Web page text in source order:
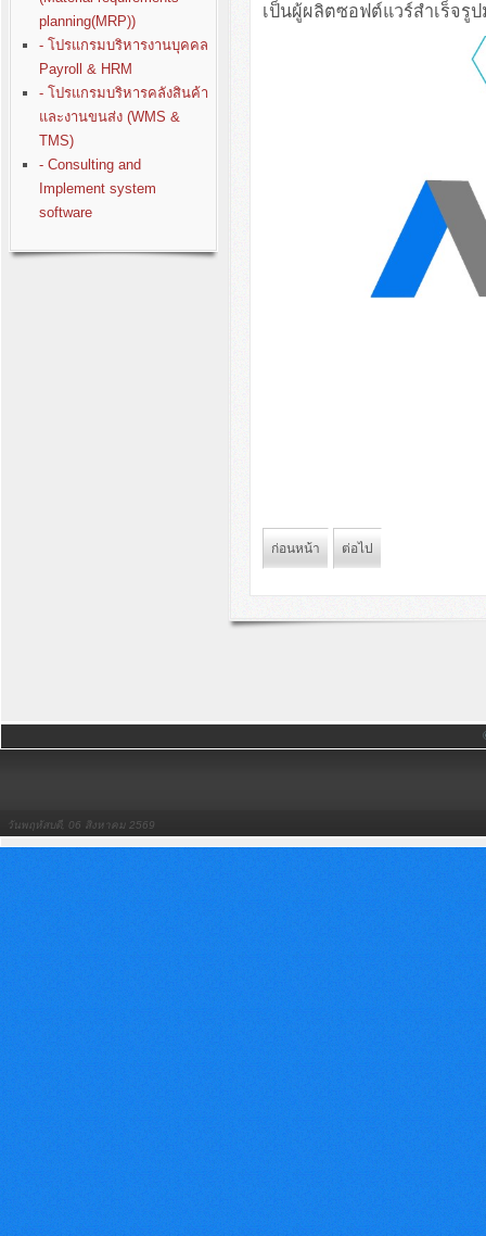
planning(MRP))
- โปรแกรมบริหารงานบุคคล
Payroll & HRM
- โปรแกรมบริหารคลังสินค้า
และงานขนส่ง (WMS &
TMS)
- Consulting and
Implement system
software
เป็นผู้ผลิตซอฟต์แวร์สำเร็จรู
ก่อนหน้า ต่อไป
วันพฤหัสบดี, 06 สิงหาคม 2569